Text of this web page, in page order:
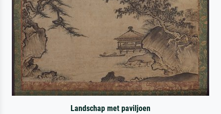
Landschap met paviljoen